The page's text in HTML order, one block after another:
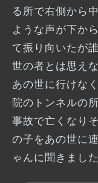
る所で右側から
ような声が下か
て振り向いたが
世の者とは思え
あの世に行けな
院のトンネルの
事故で亡くなり
の子をあの世に
ゃんに聞きまし